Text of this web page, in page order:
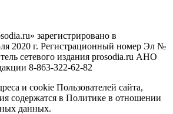
зарегистрировано в
2020 г. Регистрационный номер Эл №
сетевого издания prosodia.ru АНО
8-863-322-62-82
и cookie Пользователей сайта,
содержатся в Политике в отношении
данных.